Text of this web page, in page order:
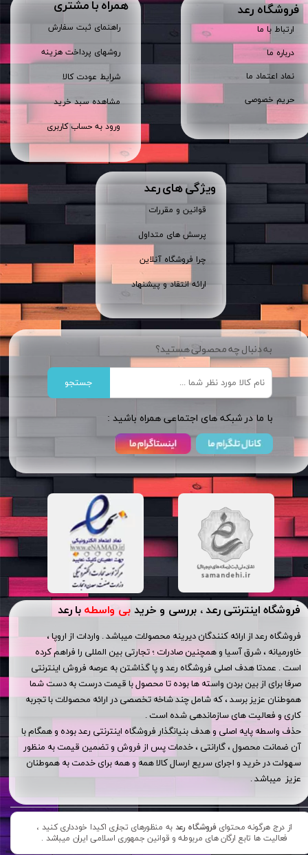
فروشگاه اینترنتی رعد ، بررسی و خرید بی واسطه با رعد
فروشگاه رعد از ارائه کنندگان دیرینه محصولات میباشد . واردات از اروپا ،
خاورمیانه ، شرق آسیا و همچنین صادرات ؛ تجارتی بین المللی را فراهم کرده
است . عمدتا هدف اصلی فروشگاه رعد و پا گذاشتن به عرصه فروش اینترنتی
صرفا برای از بین بردن واسته ها بوده تا محصول با قیمت درست به دست شما
هموطنان عزیز برسد ، که شامل چند شاخه تخصصی در ارائه محصولات با تجربه
کاری و فعالیت های سازماندهی شده است .
حذف واسطه پایه اصلی و هدف بنیانگذار فروشگاه اینترنتی رعد بوده و همگام با
آن ضمانت محصول ، گارانتی ، خدمات پس از فروش و تضمین قیمت به منظور
سهولت در خرید و اجرای سریع ارسال کالا همه و همه برای خدمت به هموطنان
عزیز میباشد .
از درج هرگونه محتوایفروشگاه رعد به منظورهای تجاری اکیدا خودداری کنید ،
فعالیت ها تابع ارگان های مربوطه و قوانین جمهوری اسلامی ایران میباشد .​​​​​​​
​فروشگاه رعد
ارتباط با ما
درباره ما
نماد اعتماد ما
حریم خصوصی
همراه با مشتری
راهنمای ثبت سفارش
روشهای پرداخت هزینه
شرایط عودت کالا
مشاهده سبد خرید
ورود به حساب کاربری
ویژگی های رعد
قوانین و مقررات
پرسش های متداول
چرا فروشگاه آنلاین
ارائه انتقاد و پیشنهاد
به دنبال چه محصولی هستید؟
جستجو
​​با ما در شبکه های اجتماعی همراه باشید :